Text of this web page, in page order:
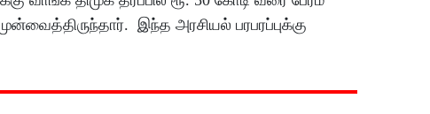
இந்த அரசியல் பரபரப்புக்கு